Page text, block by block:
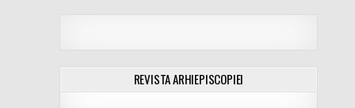
REVISTA ARHIEPISCOPIEI